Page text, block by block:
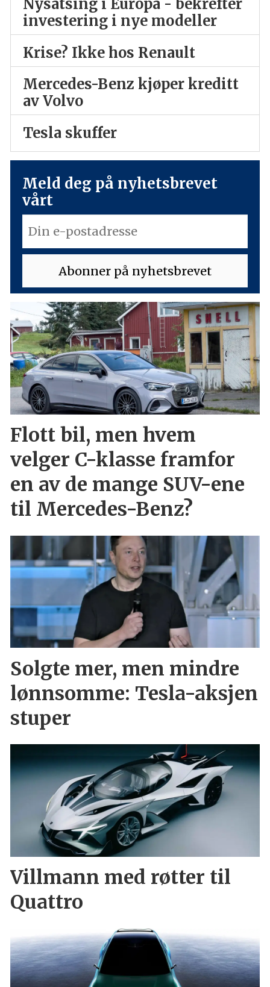
Nysatsing i Europa - bekrefter
investering i nye modeller
Krise? Ikke hos Renault
Mercedes-Benz kjøper kreditt
av Volvo
Tesla skuffer
Meld deg på nyhetsbrevet
vårt
Flott bil, men hvem
velger C-klasse framfor
en av de mange SUV-ene
til Mercedes-Benz?
Solgte mer, men mindre
lønnsomme: Tesla-aksjen
stuper
Villmann med røtter til
Quattro